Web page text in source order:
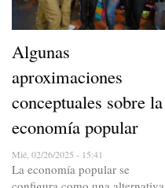
Algunas
aproximaciones
conceptuales sobre la
economía popular
Mié, 02/26/2025 - 15:41
La economía popular se